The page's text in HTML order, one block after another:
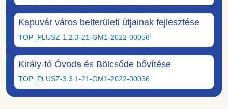
Kapuvár város belterületi útjainak fejlesztése
TOP_PLUSZ-1.2.3-21-GM1-2022-00058
Király-tó Óvoda és Bölcsőde bővítése
TOP_PLUSZ-3.3.1-21-GM1-2022-00036